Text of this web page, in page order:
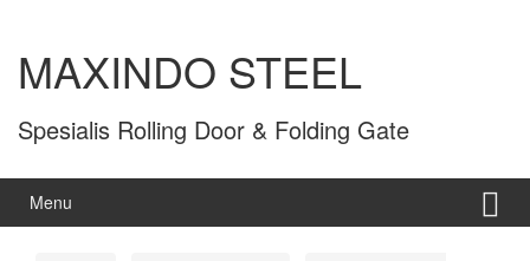
MAXINDO STEEL
Spesialis Rolling Door & Folding Gate
Menu